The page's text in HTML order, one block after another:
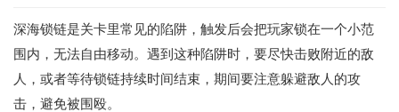
深海锁链是关卡里常见的陷阱，触发后会把玩家锁在一个小范
围内，无法自由移动。遇到这种陷阱时，要尽快击败附近的敌
人，或者等待锁链持续时间结束，期间要注意躲避敌人的攻
击，避免被围殴。